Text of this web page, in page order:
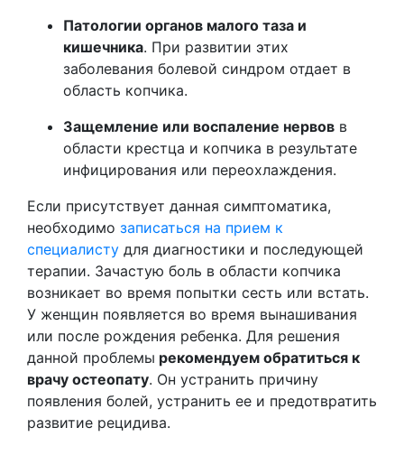
Патологии органов малого таза и
кишечника. При развитии этих
заболевания болевой синдром отдает в
область копчика.
Защемление или воспаление нервов в
области крестца и копчика в результате
инфицирования или переохлаждения.
Если присутствует данная симптоматика,
необходимо записаться на прием к
специалисту для диагностики и последующей
терапии. Зачастую боль в области копчика
возникает во время попытки сесть или встать.
У женщин появляется во время вынашивания
или после рождения ребенка. Для решения
данной проблемы рекомендуем обратиться к
врачу остеопату. Он устранить причину
появления болей, устранить ее и предотвратить
развитие рецидива.